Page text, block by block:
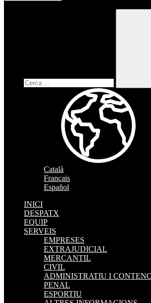
Català
Français
Español
INICI
DESPATX
EQUIP
SERVEIS
EMPRESES
EXTRAJUDICIAL
MERCANTIL
CIVIL
ADMINISTRATIU I
PENAL
ESPORTIU